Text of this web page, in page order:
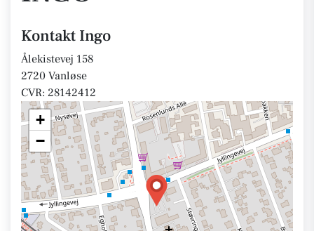
Kontakt Ingo
Ålekistevej 158
2720 Vanløse
CVR: 28142412
+
−